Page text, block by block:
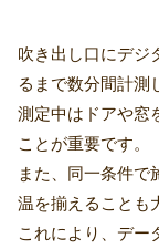
吹き出し口にデジ
るまで数分間計測
測定中はドアや窓
ことが重要です。
また、同一条件で
温を揃えることも
これにより、デー